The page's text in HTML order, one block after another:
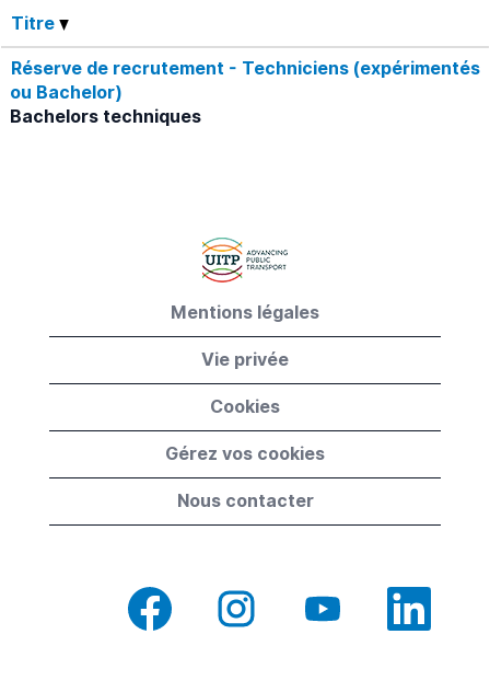
Titre
Réserve de recrutement - Techniciens (expérimentés
ou Bachelor)
Bachelors techniques
Mentions légales
Vie privée
Cookies
Gérez vos cookies
Nous contacter
S
o
S
o
o
S
o